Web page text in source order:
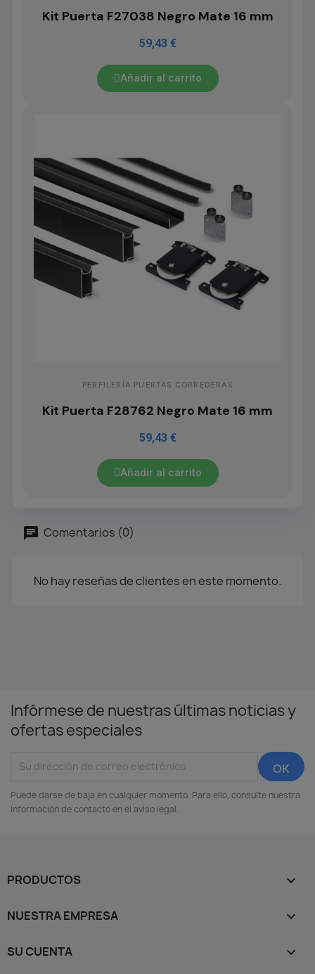
Kit Puerta F27038 Negro Mate 16 mm
59,43 €
Añadir al carrito
PERFILERÍA PUERTAS CORREDERAS
Kit Puerta F28762 Negro Mate 16 mm
59,43 €
Añadir al carrito
Comentarios (0)
No hay reseñas de clientes en este momento.
Infórmese de nuestras últimas noticias y
ofertas especiales
Puede darse de baja en cualquier momento. Para ello, consulte nuestra
información de contacto en el aviso legal.
PRODUCTOS 
NUESTRA EMPRESA 
SU CUENTA 